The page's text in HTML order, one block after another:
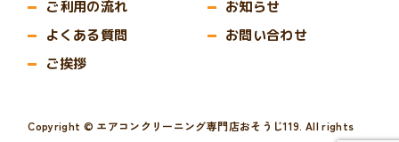
ご利用の流れ
よくある質問
ご挨拶
お知らせ
お問い合わせ
Copyright © エアコンクリーニング専門店おそうじ119. All rights